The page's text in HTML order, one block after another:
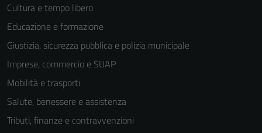
Cultura e tempo libero
Educazione e formazione
Giustizia, sicurezza pubblica e polizia municipale
Imprese, commercio e SUAP
Mobilità e trasporti
Salute, benessere e assistenza
Tributi, finanze e contravvenzioni